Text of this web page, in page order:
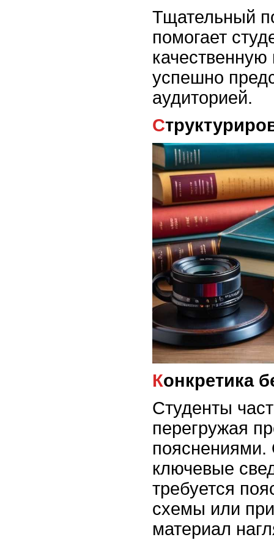
Тщательный
помогает
успешно
аудиторией.
Конкретика
Студенты
перегружая
пояснениями.
ключевые
требуется
схемы или
материал